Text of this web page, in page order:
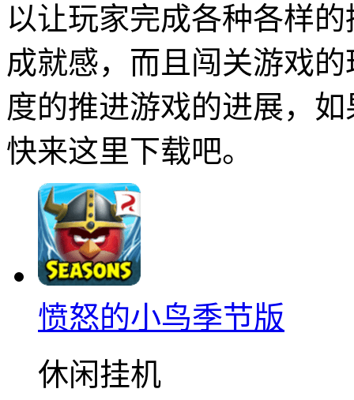
以让玩家完成各种各样
成就感，而且闯关游戏
度的推进游戏的进展，
快来这里下载吧。
愤怒的小鸟季节版
休闲挂机